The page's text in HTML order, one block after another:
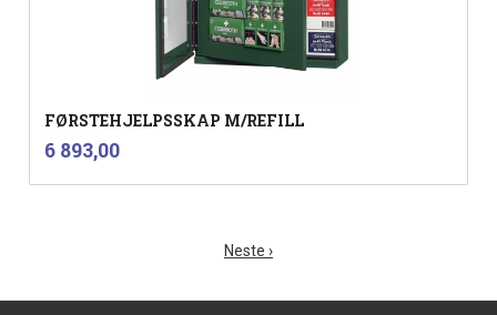
FØRSTEHJELPSSKAP M/REFILL
Pris
6 893,00
Neste ›